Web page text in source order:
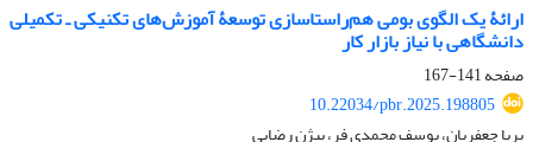
ارائۀ یک الگوی بومی هم‌راستاسازی توسعۀ آموزش‌های تکنیکی ـ تکمیلی
دانشگاهی با نیاز بازار کار
صفحه141-167
10.22034/pbr.2025.198805
پریا جعفریان، یوسف محمدی فر، بیژن رضایی